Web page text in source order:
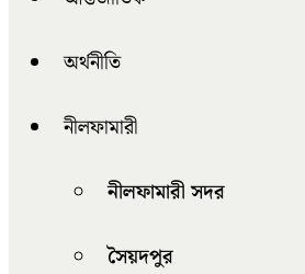
অর্থনীতি
নীলফামারী
নীলফামারী সদর
সৈয়দপুর